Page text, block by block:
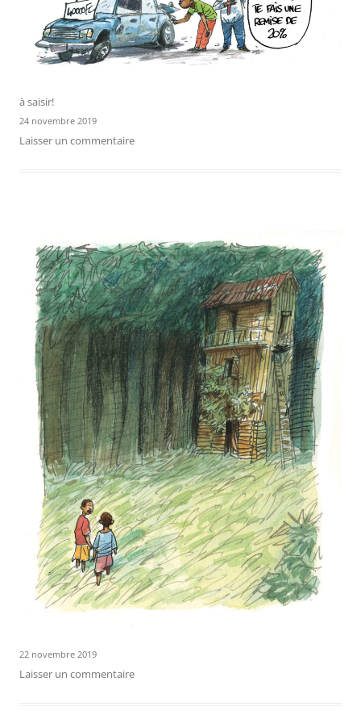
à saisir!
24 novembre 2019
Laisser un commentaire
22 novembre 2019
Laisser un commentaire